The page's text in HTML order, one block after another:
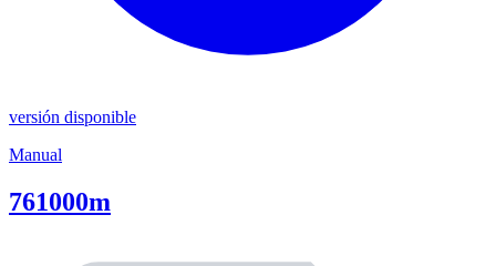
versión disponible
Manual
761000m